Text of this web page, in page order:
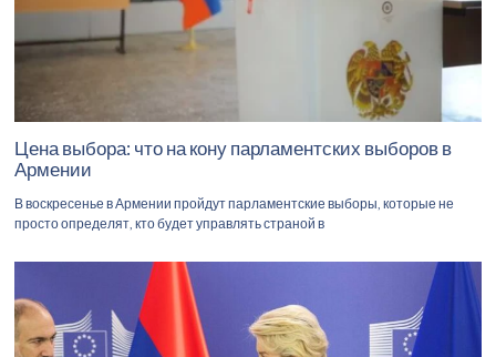
Цена выбора: что на кону парламентских выборов в
Армении
В воскресенье в Армении пройдут парламентские выборы, которые не
просто определят, кто будет управлять страной в